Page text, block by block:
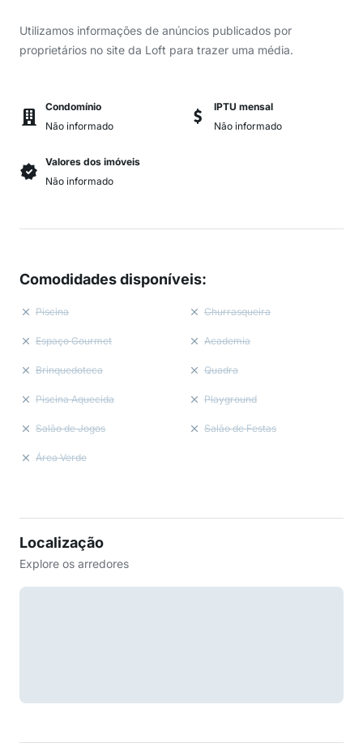
Utilizamos informações de anúncios publicados por
proprietários no site da Loft para trazer uma média.
Condomínio
Não informado
IPTU mensal
Não informado
Valores dos imóveis
Não informado
Comodidades disponíveis:
Piscina Churrasqueira
Espaço Gourmet Academia
Brinquedoteca Quadra
Piscina Aquecida Playground
Salão de Jogos Salão de Festas
Área Verde
Localização
Explore os arredores